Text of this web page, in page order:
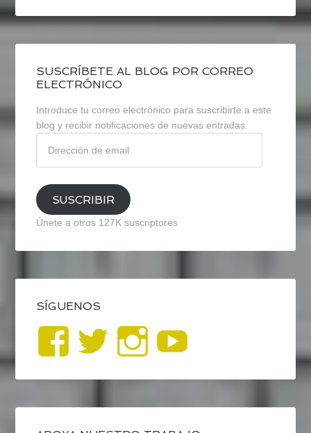
SUSCRÍBETE AL BLOG POR CORREO
ELECTRÓNICO
Introduce tu correo electrónico para suscribirte a este
blog y recibir notificaciones de nuevas entradas.
email
SUSCRIBIR
Únete a otros 127K suscriptores
SÍGUENOS
Ver
perfil
de
Ver
perfil
de
Ver
perfil
de